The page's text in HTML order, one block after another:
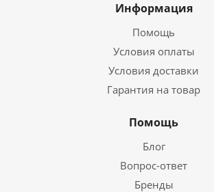
Информация
Помощь
Условия оплаты
Условия доставки
Гарантия на товар
Помощь
Блог
Вопрос-ответ
Бренды